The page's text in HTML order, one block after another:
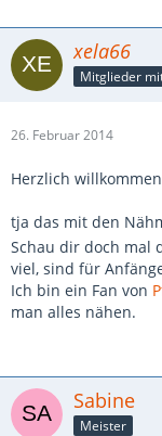
xela66
26. Februar 2014
Herzlich
tja das mit den
Schau dir doch mal
viel, sind für
Ich bin ein Fan von
man alles nähen.
Sabine
Meister